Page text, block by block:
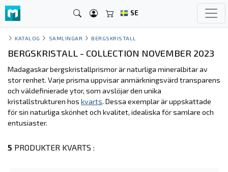
SE
KATALOG SAMLINGAR BERGSKRISTALL
BERGSKRISTALL - COLLECTION NOVEMBER 2023
Madagaskar bergskristallprismor är naturliga mineralbitar av
stor renhet. Varje prisma uppvisar anmärkningsvärd transparens
och väldefinierade ytor, som avslöjar den unika
kristallstrukturen hos kvarts. Dessa exemplar är uppskattade
för sin naturliga skönhet och kvalitet, idealiska för samlare och
entusiaster.
5 PRODUKTER KVARTS :